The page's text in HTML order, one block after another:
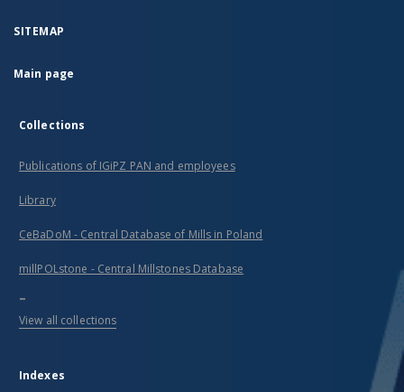
SITEMAP
Main page
Collections
Publications of IGiPZ PAN and employees
Library
CeBaDoM - Central Database of Mills in Poland
millPOLstone - Central Millstones Database
...
View all collections
Indexes